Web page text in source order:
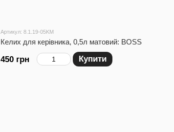
Артикул: 8.1.19-05KM
Келих для керівника, 0,5л матовий: BOSS
450 грн Купити